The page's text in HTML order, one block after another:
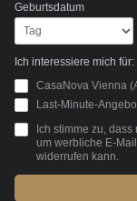
Geburtsdatum
Ich interessiere mich für:
CasaNova Vienna
Last-Minute-
Ich stimme zu,
um werbliche E-
widerrufen kann.